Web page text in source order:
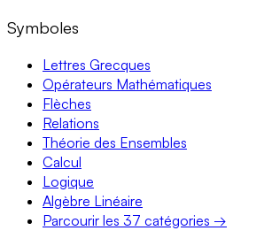
Symboles
Lettres Grecques
Opérateurs Mathématiques
Flèches
Relations
Théorie des Ensembles
Calcul
Logique
Algèbre Linéaire
Parcourir les 37 catégories →